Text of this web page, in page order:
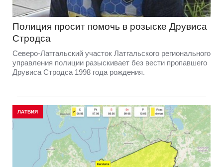
Полиция просит помочь в розыске Друвиса
Стродса
Северо-Латгальский участок Латгальского регионального
управления полиции разыскивает без вести пропавшего
Друвиса Стродса 1998 года рождения.
ЛАТВИЯ